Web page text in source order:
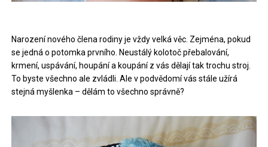
Narození nového člena rodiny je vždy velká věc. Zejména, pokud
se jedná o potomka prvního. Neustálý kolotoč přebalování,
krmení, uspávání, houpání a koupání z vás dělají tak trochu stroj.
To byste všechno ale zvládli. Ale v podvědomí vás stále užírá
stejná myšlenka – dělám to všechno správně?